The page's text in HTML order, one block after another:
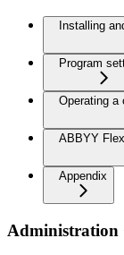
Installing
Program
Operating a
ABBYY
Appendix
Administration